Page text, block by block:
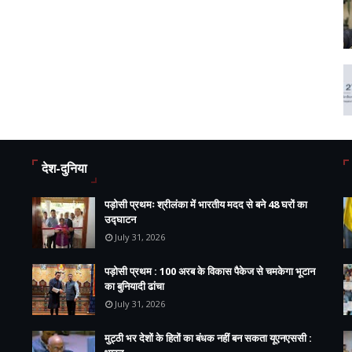
देश-दुनिया
पड़ोसी प्रथमः श्रीलंका में भारतीय मदद से बने 48 घरों का
उद्घाटन
July 31, 2026
पड़ोसी प्रथम : 100 अरब के विकास पैकेज से चमकेगा भूटान
का बुनियादी ढांचा
July 31, 2026
मुट्ठी भर देशों के हितों का बंधक नहीं बन सकता यूएनएससी :